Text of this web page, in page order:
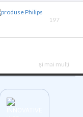
197
și mai mulți